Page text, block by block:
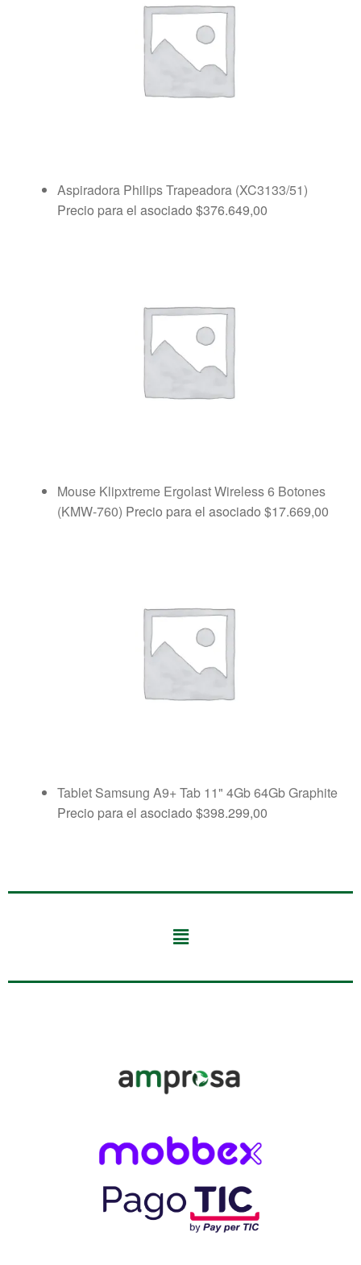
Aspiradora Philips Trapeadora (XC3133/51)
Precio para el asociado $376.649,00
Mouse Klipxtreme Ergolast Wireless 6 Botones
(KMW-760) Precio para el asociado $17.669,00
Tablet Samsung A9+ Tab 11" 4Gb 64Gb Graphite
Precio para el asociado $398.299,00